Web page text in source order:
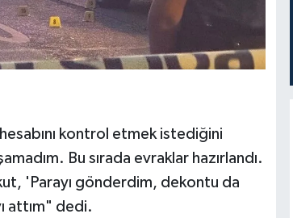
kontrol etmek istediğini
Bu sırada evraklar hazırlandı.
'Parayı gönderdim, dekontu da
attım" dedi.